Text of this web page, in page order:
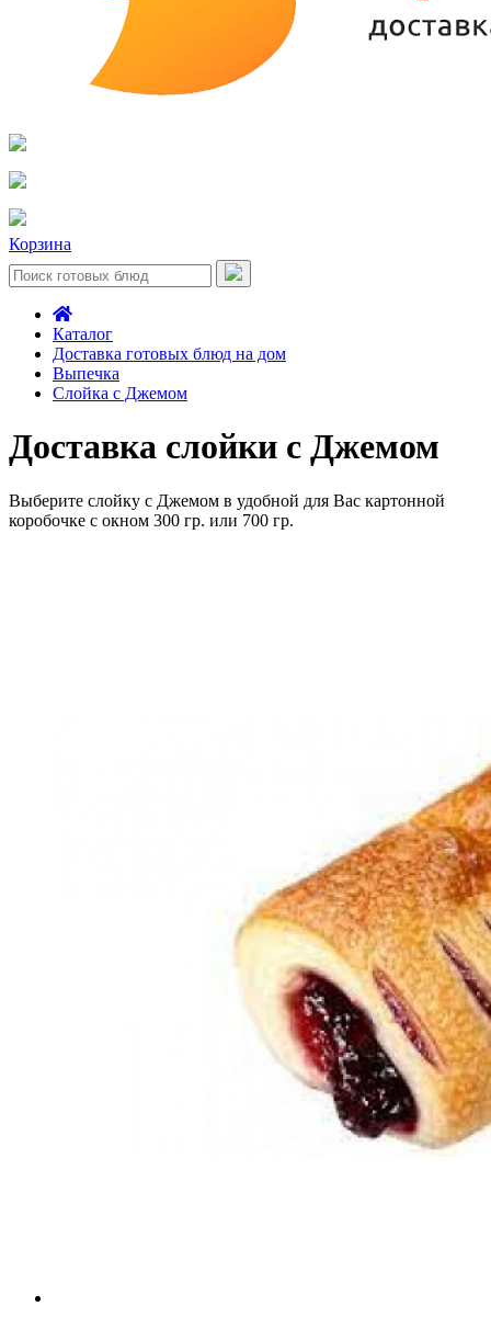
Корзина
Каталог
Доставка готовых блюд на дом
Выпечка
Слойка с Джемом
Доставка слойки с Джемом
Выберите слойку с Джемом в удобной для Вас картонной
коробочке с окном 300 гр. или 700 гр.